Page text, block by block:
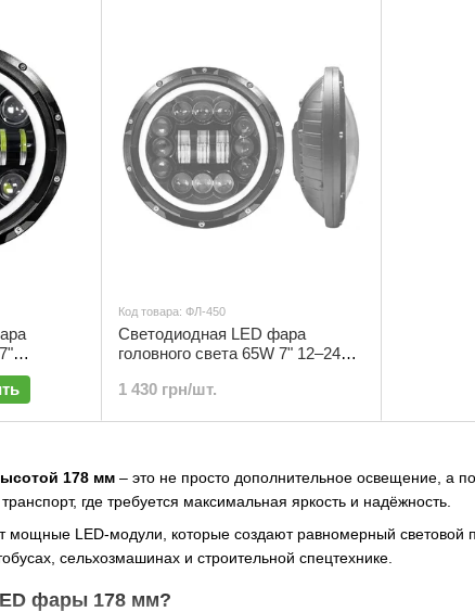
178 мм – это не просто дополнительное освещение, а
где требуется максимальная яркость и надёжность.
LED-модули, которые создают равномерный световой
сельхозмашинах и строительной спецтехнике.
фары 178 мм?
12-
Код товара: ФЛ-450
Светодиодная LED фара
головного света 65W 7" 12–24V
огни кольцо) | ФЛ-450
1 430 грн/шт.